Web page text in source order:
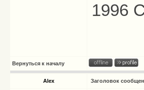
1996
Вернуться к началу
Alex Заголовок